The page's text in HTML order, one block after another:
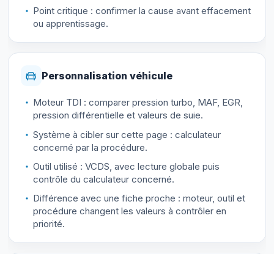
Point critique : confirmer la cause avant effacement
ou apprentissage.
Personnalisation véhicule
Moteur TDI : comparer pression turbo, MAF, EGR,
pression différentielle et valeurs de suie.
Système à cibler sur cette page : calculateur
concerné par la procédure.
Outil utilisé : VCDS, avec lecture globale puis
contrôle du calculateur concerné.
Différence avec une fiche proche : moteur, outil et
procédure changent les valeurs à contrôler en
priorité.